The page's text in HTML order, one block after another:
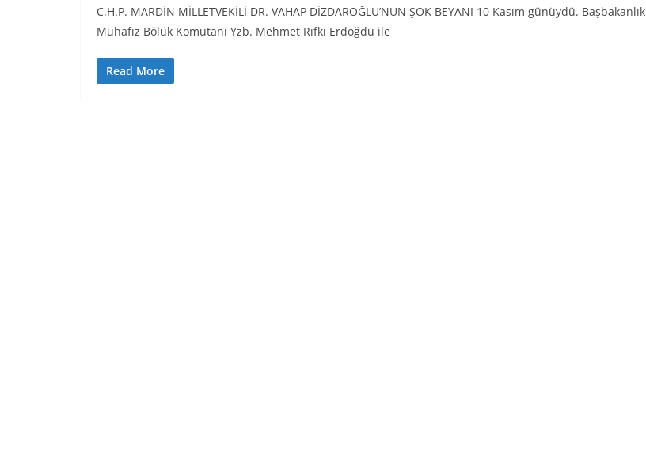
C.H.P. MARDİN MİLLETVEKİLİ DR. VAHAP DİZDAROĞLU’NUN ŞOK BEYANI 10 Kasım günüydü. Başbakanlık
Muhafız Bölük Komutanı Yzb. Mehmet Rıfkı Erdoğdu ile
Read More